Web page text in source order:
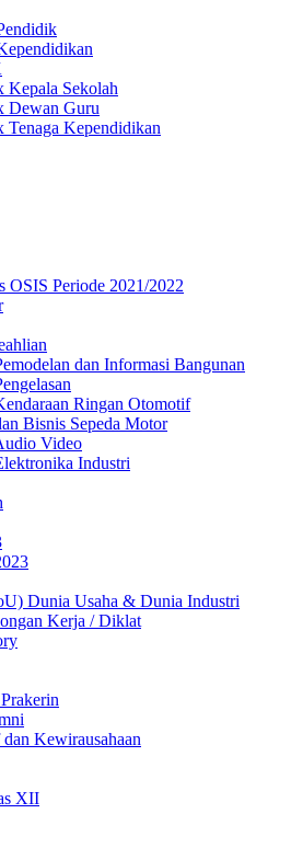
Kepala Sekolah
Dewan Guru
Tenaga Kependidikan
OSIS Periode 2021/2022
dan Informasi Bangunan
Ringan Otomotif
Bisnis Sepeda Motor
Video
Industri
Dunia Usaha & Dunia Industri
Kerja / Diklat
Kewirausahaan
XII